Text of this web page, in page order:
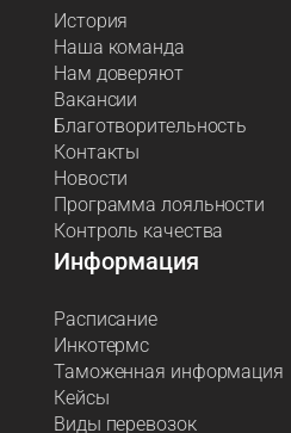
История
Наша команда
Нам доверяют
Вакансии
Благотворительность
Контакты
Новости
Программа лояльности
Контроль качества
Информация
Расписание
Инкотермс
Таможенная информация
Кейсы
Виды перевозок